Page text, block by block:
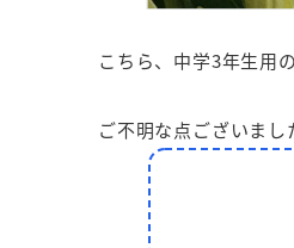
こちら、中学3年生用
ご不明な点ございま